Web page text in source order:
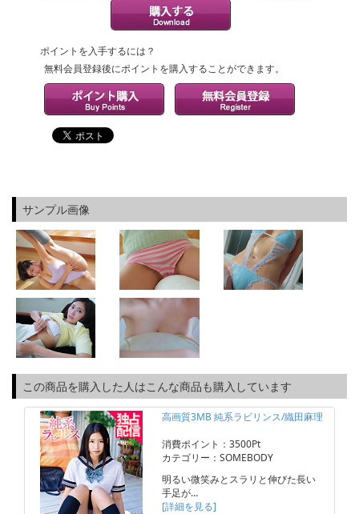
ポイントを入手するには？
無料会員登録後にポイントを購入することができます。
サンプル画像
この商品を購入した人はこんな商品も購入しています
高画質3MB 純系ラビリンス/織田麻理
消費ポイント：3500Pt
カテゴリー：SOMEBODY
明るい微笑みとスラリと伸びた長い
手足が…
[詳細を見る]